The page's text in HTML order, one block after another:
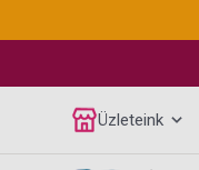
Üzleteink